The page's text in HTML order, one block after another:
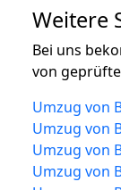
Weitere
Bei uns
von
Umzug von
Umzug von
Umzug von
Umzug von